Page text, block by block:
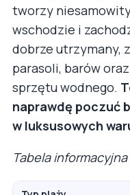
tworzy
wschodzie i
dobrze utrzymany,
parasoli, barów
sprzętu wodnego.
naprawdę poczuć
w luksusowych
Tabela